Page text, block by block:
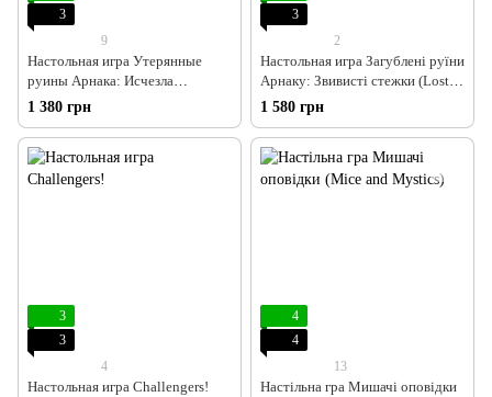
3
9
Настольная игра Утерянные
руины Арнака: Исчезла
экспедиция (Lost Ruins of Arnak:
The Missing Expedition)
1 380 грн
3
2
Настольная игра Загублені руїни
Арнаку: Звивисті стежки (Lost
Ruins of Arnak: Twisted Paths)
1 580 грн
3
3
4
Настольная игра Challengers!
4
4
13
Настільна гра Мишачі оповідки